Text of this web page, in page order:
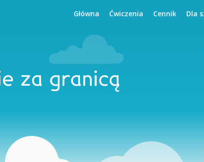
Główna Ćwiczenia Cennik Dla
za granicą